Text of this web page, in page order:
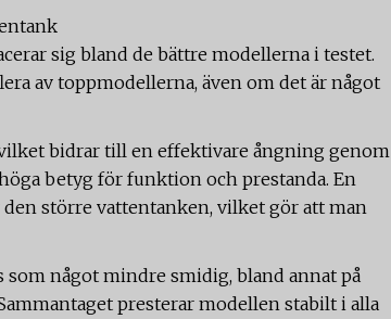
sig bland de bättre modellerna i testet.
av toppmodellerna, även om det är något
bidrar till en effektivare ångning genom
betyg för funktion och prestanda. En
större vattentanken, vilket gör att man
något mindre smidig, bland annat på
presterar modellen stabilt i alla